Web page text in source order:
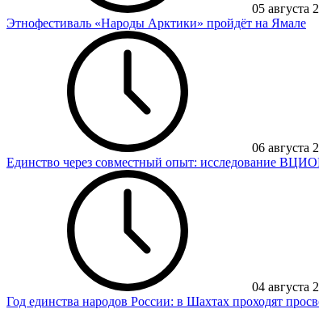
05 августа
Этнофестиваль «Народы Арктики» пройдёт на Ямале
06 августа
Единство через совместный опыт: исследование
04 августа
Год единства народов России: в Шахтах проходят